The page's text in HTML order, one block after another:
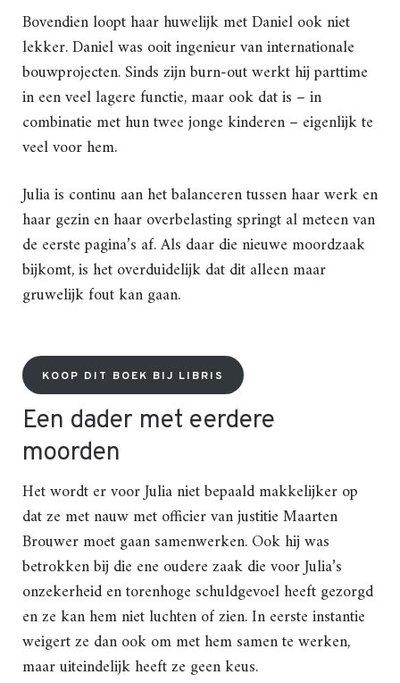
Bovendien loopt haar huwelijk met Daniel ook niet
lekker. Daniel was ooit ingenieur van internationale
bouwprojecten. Sinds zijn burn-out werkt hij parttime
in een veel lagere functie, maar ook dat is – in
combinatie met hun twee jonge kinderen – eigenlijk te
veel voor hem.
Julia is continu aan het balanceren tussen haar werk en
haar gezin en haar overbelasting springt al meteen van
de eerste pagina’s af. Als daar die nieuwe moordzaak
bijkomt, is het overduidelijk dat dit alleen maar
gruwelijk fout kan gaan.
KOOP DIT BOEK BIJ LIBRIS
Een dader met eerdere
moorden
Het wordt er voor Julia niet bepaald makkelijker op
dat ze met nauw met officier van justitie Maarten
Brouwer moet gaan samenwerken. Ook hij was
betrokken bij die ene oudere zaak die voor Julia’s
onzekerheid en torenhoge schuldgevoel heeft gezorgd
en ze kan hem niet luchten of zien. In eerste instantie
weigert ze dan ook om met hem samen te werken,
maar uiteindelijk heeft ze geen keus.